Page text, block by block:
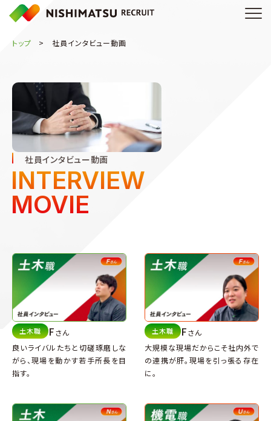
トップ 社員インタビュー動画
社員インタビュー動画
INTERVIEW
MOVIE
土木職 Fさん
良いライバルたちと切磋琢磨しな
がら、現場を動かす若手所長を目
指す。
土木職 Fさん
大規模な現場だからこそ社内外で
の連携が肝。現場を引っ張る存在
に。